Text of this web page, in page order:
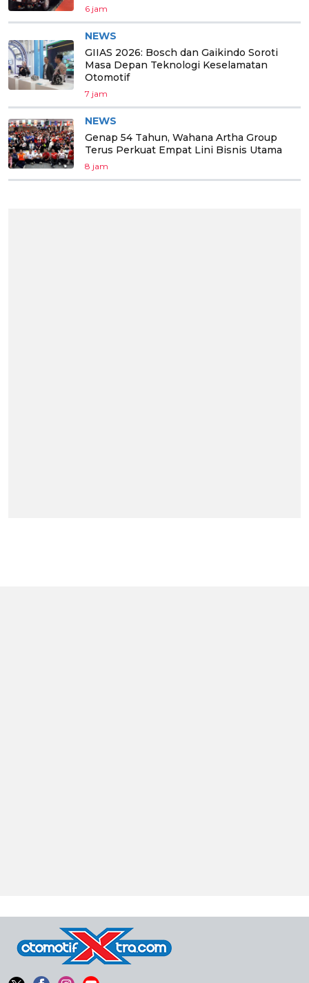
6 jam
NEWS
GIIAS 2026: Bosch dan Gaikindo Soroti
Masa Depan Teknologi Keselamatan
Otomotif
7 jam
NEWS
Genap 54 Tahun, Wahana Artha Group
Terus Perkuat Empat Lini Bisnis Utama
8 jam